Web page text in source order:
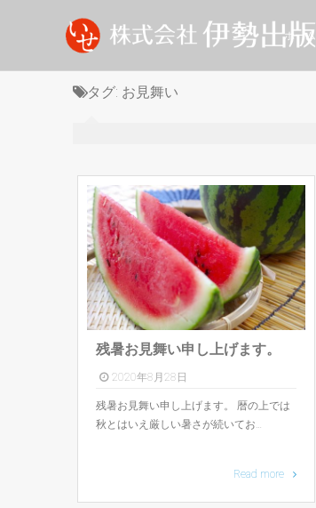
ホーム
タグ: お見舞い
残暑お見舞い申し上げます。
2020年8月28日
残暑お見舞い申し上げます。 暦の上では
秋とはいえ厳しい暑さが続いてお…
Read more